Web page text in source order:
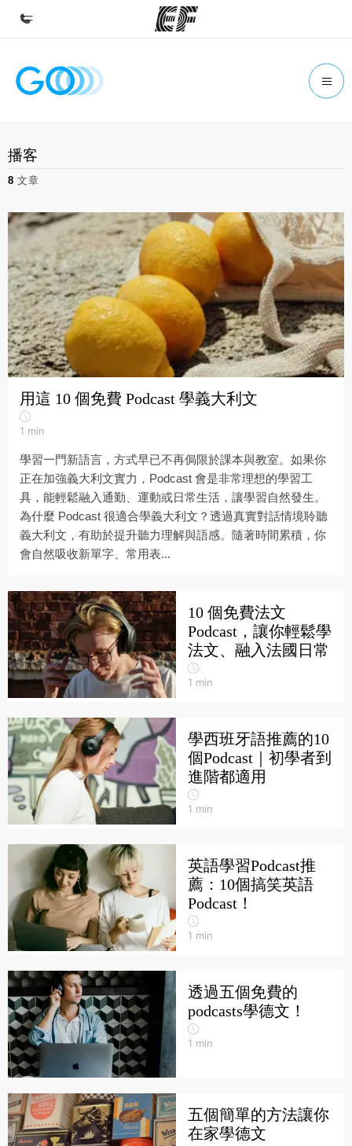
首頁
查看所有EF提供的課程
辦公室
查找您附近的辦公室
關於我們
公司資訊
徵才
加入我們
播客
8 文章
用這 10 個免費 Podcast 學義大利文
1 min
學習一門新語言，方式早已不再侷限於課本與教室。如果你
正在加強義大利文實力，Podcast 會是非常理想的學習工
具，能輕鬆融入通勤、運動或日常生活，讓學習自然發生。
為什麼 Podcast 很適合學義大利文？透過真實對話情境聆聽
義大利文，有助於提升聽力理解與語感。隨著時間累積，你
會自然吸收新單字、常用表...
10 個免費法文
Podcast，讓你輕鬆學
法文、融入法國日常
1 min
學西班牙語推薦的10
個Podcast｜初學者到
進階都適用
1 min
英語學習Podcast推
薦：10個搞笑英語
Podcast！
1 min
透過五個免費的
podcasts學德文！
1 min
五個簡單的方法讓你
在家學德文